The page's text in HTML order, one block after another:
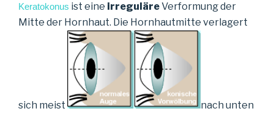
Keratokonus ist eine irreguläreVerformung der
Mitte der Hornhaut. Die Hornhautmitte verlagert
sich meist
nach unten